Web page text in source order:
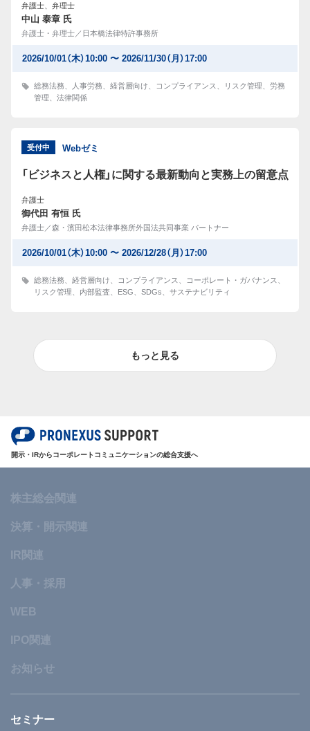
弁護士、弁理士
中山 泰章 氏
弁護士・弁理士／日本橋法律特許事務所
2026/10/01（木）10:00 〜 2026/11/30（月）17:00
総務法務 人事労務 経営層向け コンプライアンス リスク管理
労務
管理
法律関係
受付中 Webゼミ
「ビジネスと人権」に関する最新動向と実務上の留意点
弁護士
御代田 有恒 氏
弁護士／森・濱田松本法律事務所外国法共同事業 パートナー
2026/10/01（木）10:00 〜 2026/12/28（月）17:00
総務法務 経営層向け コンプライアンス コーポレート・ガバナンス
リスク管理
内部監査 ESG SDGs サステナビリティ
もっと見る
開示・IRからコーポレートコミュニケーションの総合支援へ
株主総会関連
決算・開示関連
IR関連
人事・採用
WEB
IPO関連
お知らせ
セミナー